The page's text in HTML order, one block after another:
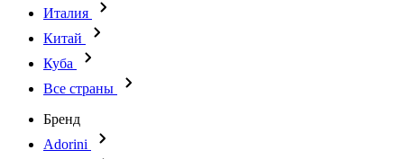
Италия
Китай
Куба
Все страны
Бренд
Adorini